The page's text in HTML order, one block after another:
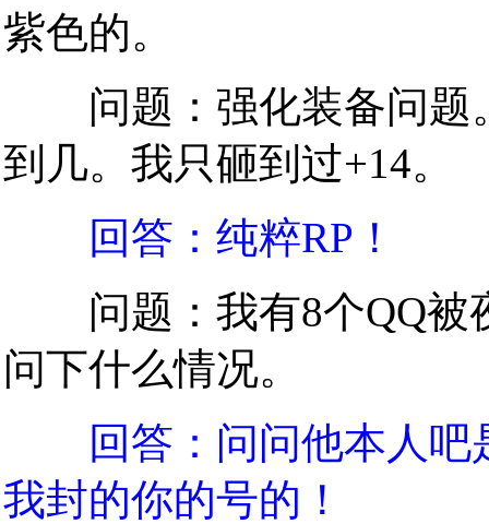
紫色的。
问题：强化装备问题
到几。我只砸到过+14。
回答：纯粹RP！
问题：我有8个QQ被
问下什么情况。
回答：问问他本人
我封的你的号的！